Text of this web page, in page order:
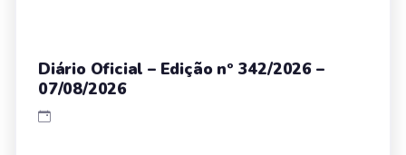
Diário Oficial – Edição nº 342/2026 –
07/08/2026